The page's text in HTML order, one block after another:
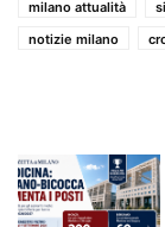
milano attualità
notizie milano